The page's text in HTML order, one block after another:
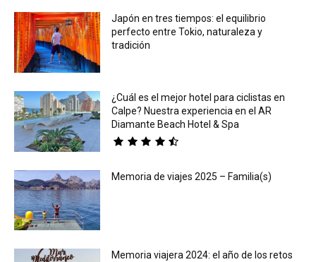
Japón en tres tiempos: el equilibrio
perfecto entre Tokio, naturaleza y
tradición
¿Cuál es el mejor hotel para ciclistas en
Calpe? Nuestra experiencia en el AR
Diamante Beach Hotel & Spa
Memoria de viajes 2025 – Familia(s)
Memoria viajera 2024: el año de los retos